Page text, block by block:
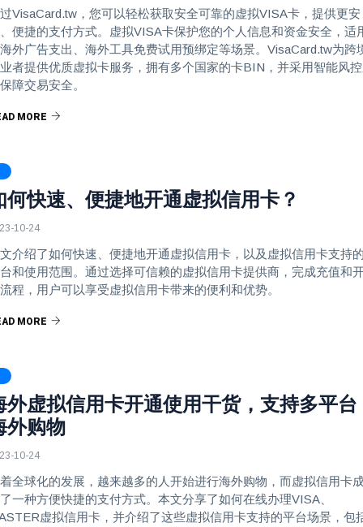
VisaCard.tw，您可以轻松获取安全可靠的虚拟VISA卡，提供更安
便捷的支付方式。虚拟VISA卡保护您的个人信息和资金安全，适
外广告支出、海外工具免费试用预绑定等场景。VisaCard.tw为跨
者提供优质虚拟卡服务，拥有多个国家的卡BIN，并采用智能风
障交易安全。
MORE
何快速、便捷地开通虚拟信用卡？
10-24
介绍了如何快速、便捷地开通虚拟信用卡，以及虚拟信用卡支持
和使用范围。通过选择可信赖的虚拟信用卡提供商，完成充值和
程，用户可以享受虚拟信用卡带来的便利和优势。
MORE
外虚拟信用卡开通使用干货，支持多平台
外购物
10-24
全球化的发展，越来越多的人开始进行海外购物，而虚拟信用卡
一种方便快捷的支付方式。本文分享了如何在线办理VISA、
虚拟信用卡，并介绍了这些虚拟信用卡支持的平台场景，包